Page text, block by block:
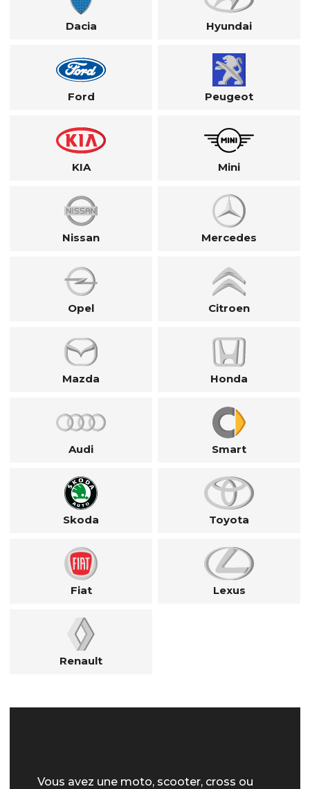
Dacia Hyundai
Ford Peugeot
KIA Mini
Nissan Mercedes
Opel Citroen
Mazda Honda
Audi Smart
Skoda Toyota
Fiat Lexus
Renault
Vous avez une moto, scooter, cross ou